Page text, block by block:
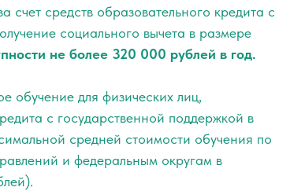
счет средств образовательного кредита с
социального вычета в размере
не более 320 000 рублей в год.
обучение для физических лиц,
с государственной поддержкой в
средней стоимости обучения по
и федеральным округам в